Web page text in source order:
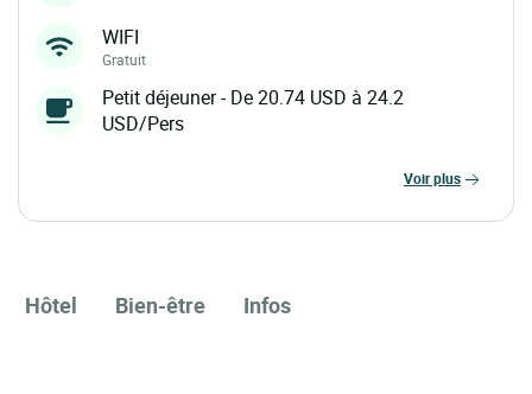
WIFI
Gratuit
Petit déjeuner - De 20.74 USD à 24.2
USD/Pers
voir plus
Hôtel Bien-être Infos